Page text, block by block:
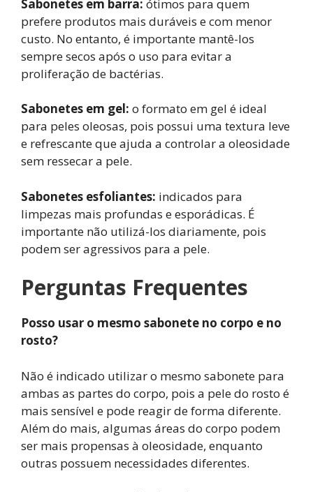
Sabonetes em barra: ótimos para quem
prefere produtos mais duráveis e com menor
custo. No entanto, é importante mantê-los
sempre secos após o uso para evitar a
proliferação de bactérias.
Sabonetes em gel: o formato em gel é ideal
para peles oleosas, pois possui uma textura leve
e refrescante que ajuda a controlar a oleosidade
sem ressecar a pele.
Sabonetes esfoliantes: indicados para
limpezas mais profundas e esporádicas. É
importante não utilizá-los diariamente, pois
podem ser agressivos para a pele.
Perguntas Frequentes
Posso usar o mesmo sabonete no corpo e no
rosto?
Não é indicado utilizar o mesmo sabonete para
ambas as partes do corpo, pois a pele do rosto é
mais sensível e pode reagir de forma diferente.
Além do mais, algumas áreas do corpo podem
ser mais propensas à oleosidade, enquanto
outras possuem necessidades diferentes.